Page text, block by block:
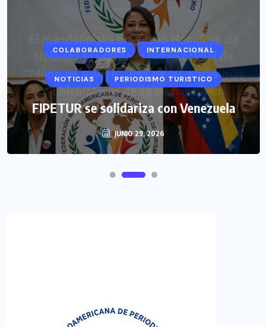
COLABORADORES INTERNACIONAL
NOTICIAS PERIODISMO TURISTICO
FIPETUR se solidariza con Venezuela
JUNIO 29, 2026